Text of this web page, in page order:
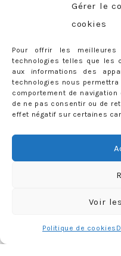
Gérer le
cookies
Pour offrir les meilleures
technologies telles que les
aux informations des
technologies nous
comportement de
de ne pas consentir ou de
effet négatif sur certaines
Voir
Politique de cookies
Catégories
Rechercher :